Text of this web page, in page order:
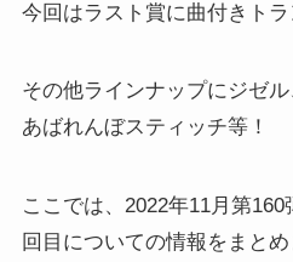
今回はラスト賞に曲付きトラ
その他ラインナップにジゼル
あばれんぼスティッチ等！
ここでは、2022年11月第
回目についての情報をまとめ